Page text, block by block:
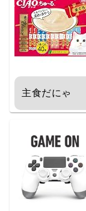
DVDスーパー
定格700W
主食だにゃ